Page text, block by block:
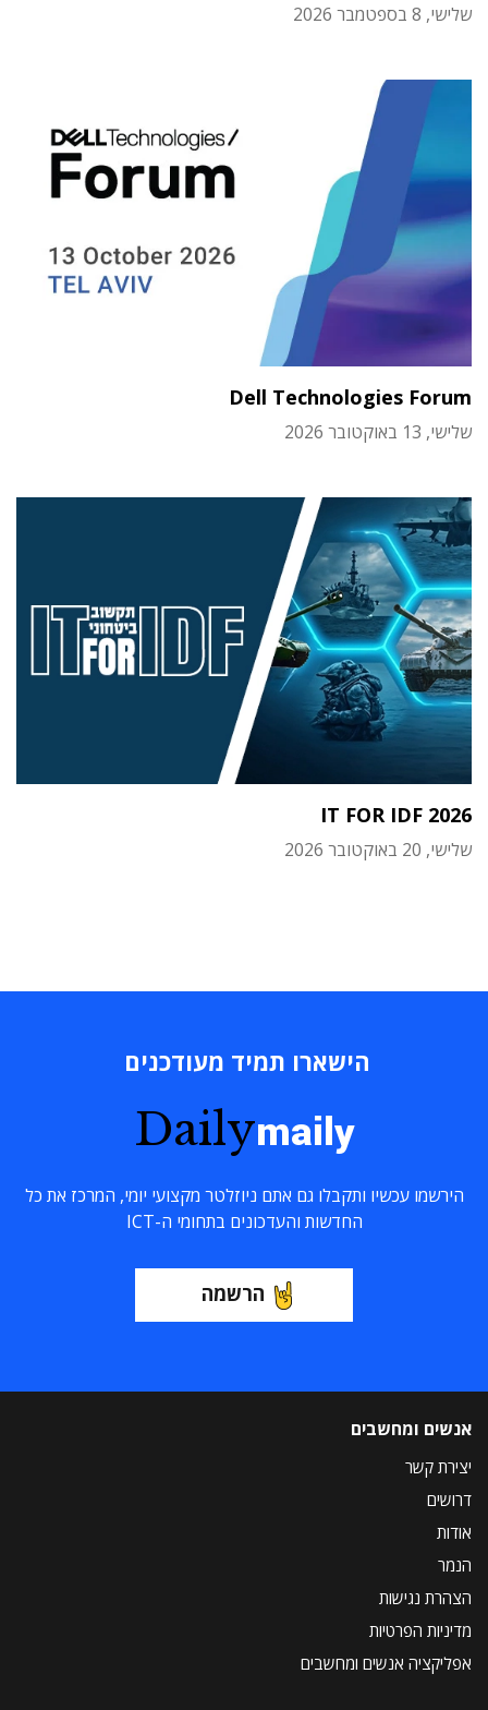
שלישי, 8 בספטמבר 2026
Dell Technologies Forum
שלישי, 13 באוקטובר 2026
IT FOR IDF 2026
שלישי, 20 באוקטובר 2026
הישארו תמיד מעודכנים
Dailymaily
הירשמו עכשיו ותקבלו גם אתם ניוזלטר מקצועי יומי, המרכז את כל
החדשות והעדכונים בתחומי ה-ICT
הרשמה
אנשים ומחשבים
יצירת קשר
דרושים
אודות
הנמר
הצהרת נגישות
מדיניות הפרטיות
אפליקציה אנשים ומחשבים